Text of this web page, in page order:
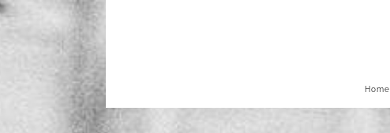
Skip to content
Home